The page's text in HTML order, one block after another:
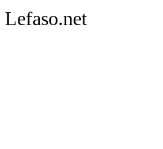
Lefaso.net